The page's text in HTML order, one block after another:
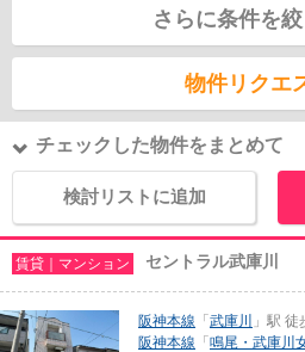
さらに条件を
物件リクエ
チェックした物件をまとめて
検討リストに追加
賃貸｜マンション セントラル武庫川
阪神本線 「 武庫川
」駅 徒
阪神本線 「 鳴尾・武庫川